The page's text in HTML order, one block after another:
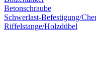
Betonschraube
Schwerlast-Befestigung/
Riffelstange/Holzdübel